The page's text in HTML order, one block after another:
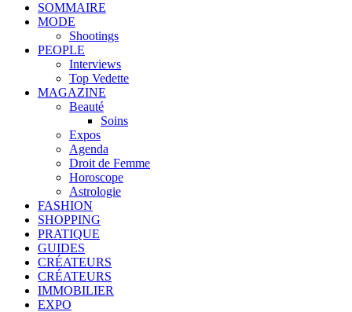
SOMMAIRE
MODE
Shootings
PEOPLE
Interviews
Top Vedette
MAGAZINE
Beauté
Soins
Expos
Agenda
Droit de Femme
Horoscope
Astrologie
FASHION
SHOPPING
PRATIQUE
GUIDES
CRÉATEURS
CRÉATEURS
IMMOBILIER
EXPO